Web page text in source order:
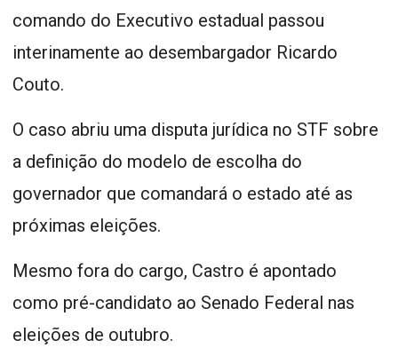
comando do Executivo estadual passou
interinamente ao desembargador Ricardo
Couto.
O caso abriu uma disputa jurídica no STF sobre
a definição do modelo de escolha do
governador que comandará o estado até as
próximas eleições.
Mesmo fora do cargo, Castro é apontado
como pré-candidato ao Senado Federal nas
eleições de outubro.